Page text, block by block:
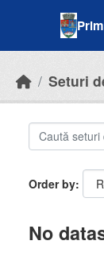
Seturi
Order by
No